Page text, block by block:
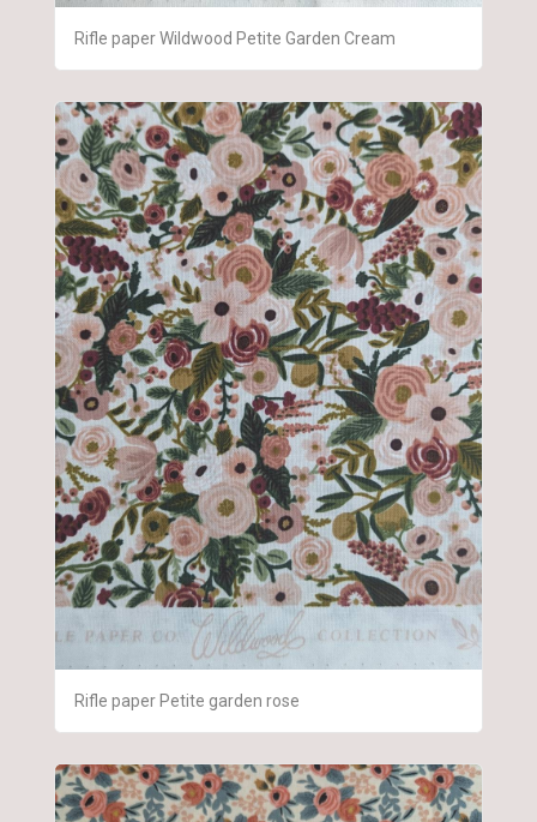
Rifle paper Wildwood Petite Garden Cream
Rifle paper Petite garden rose